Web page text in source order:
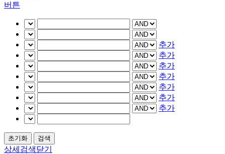
버튼
추가
추가
추가
추가
추가
추가
추가
상세검색닫기